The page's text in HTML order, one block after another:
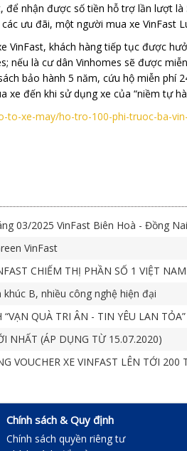
nhận được số tiền hỗ trợ lần lượt là
ưu đãi, một người mua xe VinFast
VinFast, khách hàng tiếp tục được
nếu là cư dân Vinhomes sẽ được
bảo hành 5 năm, cứu hộ miễn
xe đến khi sử dụng xe của “niềm tự
to-xe-may/ho-tro-100-phi-truoc-ba-
03/2025 VinFast Biên Hoà - Đồng Nai
VinFast
CHIẾM THỊ PHẦN SỐ 1 VIỆT NAM
khúc B, nhiều công nghệ hiện đại
QUÀ TRI ÂN - TIN YÊU LAN TỎA”
NHẤT (ÁP DỤNG TỪ 15.07.2020)
VOUCHER XE VINFAST LÊN TỚI 200
Chính sách & Quy định
Chính sách quyền riêng tư